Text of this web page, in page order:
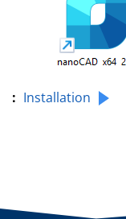
: Installation